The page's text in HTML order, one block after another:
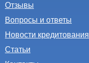
Отзывы
Вопросы и ответы
Новости кредитования
Статьи